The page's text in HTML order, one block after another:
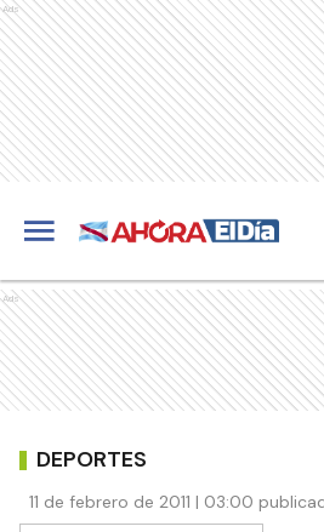
Ads
Ads
DEPORTES
11 de febrero de 2011 | 03:00